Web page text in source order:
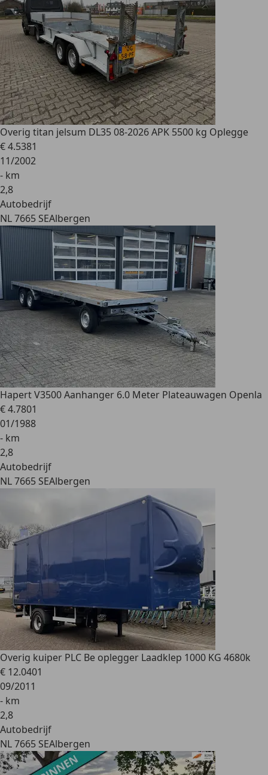
Overig titan jelsum DL35 08-2026 APK 5500 kg Oplegge
€ 4.5381
11/2002
- km
2,8
Autobedrijf
NL 7665 SEAlbergen
HapertV3500 Aanhanger 6.0 Meter Plateauwagen Openla
€ 4.7801
01/1988
- km
2,8
Autobedrijf
NL 7665 SEAlbergen
Overig kuiper PLC Be oplegger Laadklep 1000 KG 4680k
€ 12.0401
09/2011
- km
2,8
Autobedrijf
NL 7665 SEAlbergen